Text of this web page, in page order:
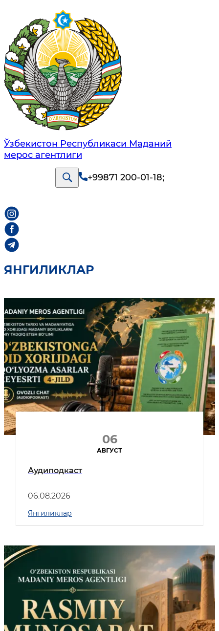
Ўзбекистон Республикаси Маданий
мерос агентлиги
+99871 200-01-18;
ЯНГИЛИКЛАР
06
АВГУСТ
Аудиподкаст
06.08.2026
Янгиликлар